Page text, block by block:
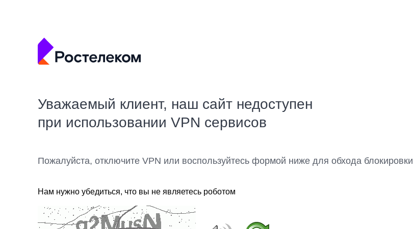
Уважаемый клиент, наш сайт недоступен
при использовании VPN сервисов
Пожалуйста, отключите VPN или воспользуйтесь формой ниже для обхода блокировки
Нам нужно убедиться, что вы не являетесь роботом